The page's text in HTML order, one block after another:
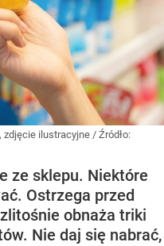
zdjęcie ilustracyjne / Źródło:
ze sklepu. Niektóre
Ostrzega przed
obnaża triki
Nie daj się nabrać,